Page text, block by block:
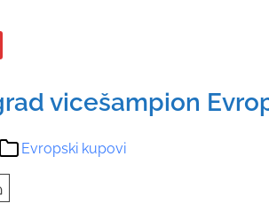
vicešampion
Evropski kupovi